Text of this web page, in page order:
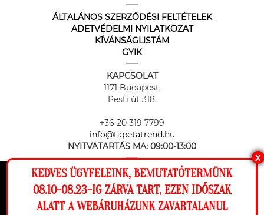
Ez a weboldal cookie-kat használ, hogy a
lehető legjobb élményt nyújtsa honlapunkon.
ÁLTALÁNOS SZERZŐDÉSI FELTÉTELEK
ADETVÉDELMI NYILATKOZAT
KÍVÁNSÁGLISTÁM
GYIK
KAPCSOLAT
1171 Budapest,
Pesti út 318.
+36 20 319 7799
info@tapetatrend.hu
NYITVATARTÁS MA: 09:00-13:00
X
KEDVES ÜGYFELEINK, BEMUTATÓTERMÜNK
08.10-08.23-IG ZÁRVA TART, EZEN IDŐSZAK
ALATT A WEBÁRUHÁZUNK ZAVARTALANUL